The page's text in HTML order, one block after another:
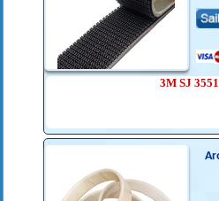
3M SJ